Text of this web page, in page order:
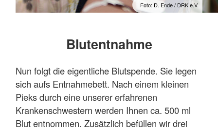
Foto: D. Ende / DRK e.V.
Blutentnahme
Nun folgt die eigentliche Blutspende. Sie legen
sich aufs Entnahmebett. Nach einem kleinen
Pieks durch eine unserer erfahrenen
Krankenschwestern werden Ihnen ca. 500 ml
Blut entnommen. Zusätzlich befüllen wir drei